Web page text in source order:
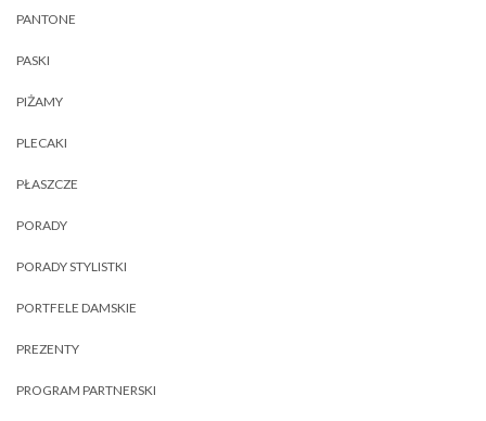
PANTONE
PASKI
PIŻAMY
PLECAKI
PŁASZCZE
PORADY
PORADY STYLISTKI
PORTFELE DAMSKIE
PREZENTY
PROGRAM PARTNERSKI